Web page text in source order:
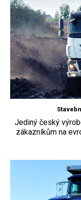
Jediný český
zákazníkům na